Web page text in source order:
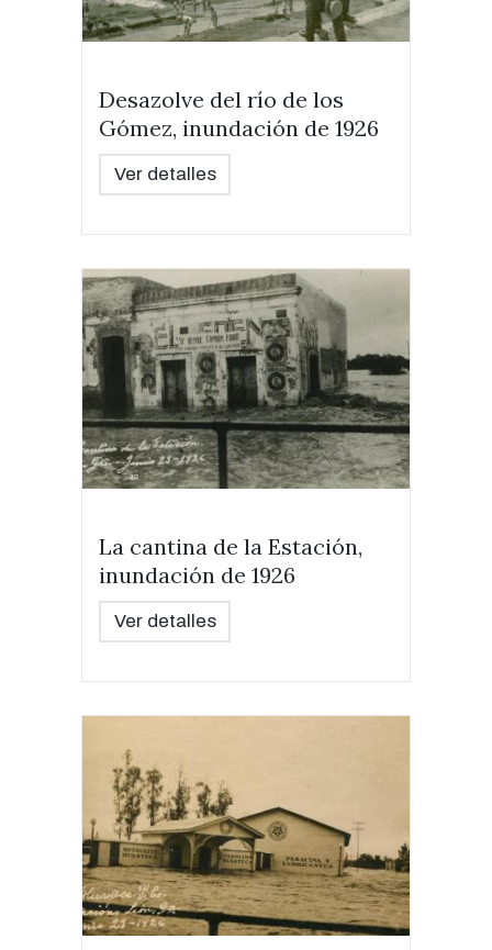
Desazolve del río de los
Gómez, inundación de 1926
Ver detalles
La cantina de la Estación,
inundación de 1926
Ver detalles